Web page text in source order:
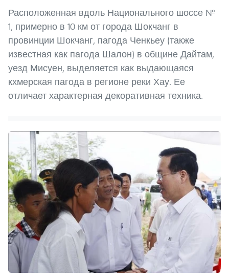
Расположенная вдоль Национального шоссе №
1, примерно в 10 км от города Шокчанг в
провинции Шокчанг, пагода Ченкьеу (также
известная как пагода Шалон) в общине Дайтам,
уезд Мисуен, выделяется как выдающаяся
кхмерская пагода в регионе реки Хау. Ее
отличает характерная декоративная техника.